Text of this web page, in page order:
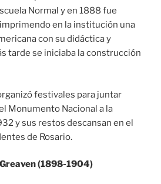
Normal y en 1888 fue
en la institución una
con su didáctica y
tarde se iniciaba la construcción
festivales para juntar
Monumento Nacional a la
y sus restos descansan en el
de Rosario.
(1898-1904)